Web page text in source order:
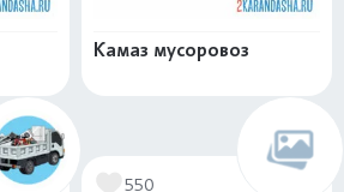
Камаз мусоровоз
550